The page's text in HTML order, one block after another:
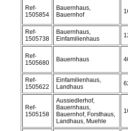
Ref-
1505854
Bauernhaus,
Bauernhof
Ref-
1505738
Bauernhaus,
Einfamilienhaus
Ref-
1505680
Bauernhaus
Ref-
1505622
Einfamilienhaus,
Landhaus
Ref-
1505158
Aussiedlerhof,
Bauernhaus,
Bauernhof, Forsthaus,
Landhaus, Muehle